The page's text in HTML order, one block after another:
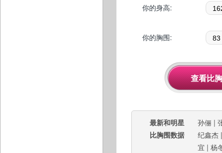
你的身高:
你的胸围:
最新和明星
比胸围数据
孙俪 |
纪鑫杰
宜 | 杨